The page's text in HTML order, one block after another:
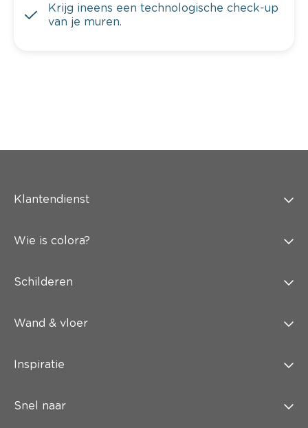
Krijg ineens een technologische check-up
van je muren.
Klantendienst
Wie is colora?
Schilderen
Wand & vloer
Inspiratie
Snel naar